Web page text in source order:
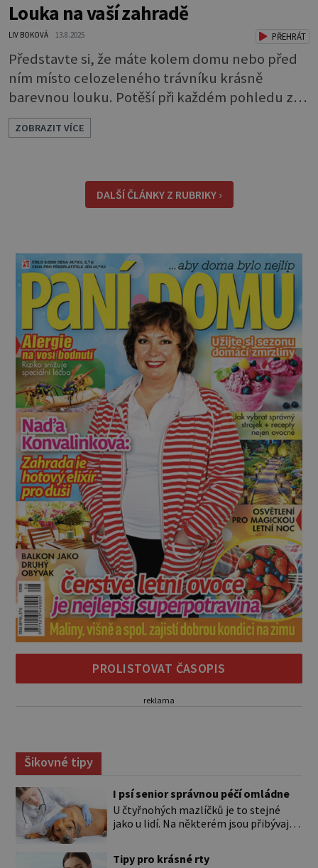
Louka na vaší zahradě
LIV BOKOVÁ 13.8.2025 PŘEHRÁT
Představte si, že máte kolem domu nebo před
ním místo celozeleného trávníku krásně
barevnou louku. Potěší při každém pohledu z
okna a navíc příláká užitečný hmyz. Kousek
louky můžete mít i na úplně malém pozemku.
lemování. Louka také dodá vaší zahradě trochu
divokosti. Při plánování zeleně, bez ohledu na
ZOBRAZIT VÍCE
DALŠÍ ČLÁNKY Z RUBRIKY ›
PROLISTOVAT ČASOPIS
reklama
Šikovné tipy
I psí senior správnou péčí omládne
U čtyřnohých mazlíčků je to stejné
jako u lidí. Na některém jsou přibývající
Přesto byste si měli staršího psa více
Tipy pro krásné rty